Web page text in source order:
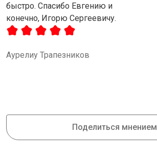
быстро. Спасибо Евгению и
конечно, Игорю Сергеевичу.
Аурелиу Трапезников
Поделиться мнением